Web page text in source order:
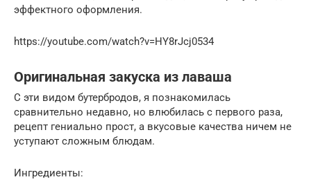
эффектного оформления.
https://youtube.com/watch?v=HY8rJcj0534
Оригинальная закуска из лаваша
С эти видом бутербродов, я познакомилась
сравнительно недавно, но влюбилась с первого раза,
рецепт гениально прост, а вкусовые качества ничем не
уступают сложным блюдам.
Ингредиенты: